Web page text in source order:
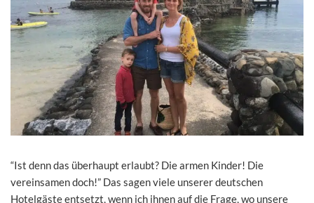
“Ist denn das überhaupt erlaubt? Die armen Kinder! Die
vereinsamen doch!” Das sagen viele unserer deutschen
Hotelgäste entsetzt, wenn ich ihnen auf die Frage, wo unsere